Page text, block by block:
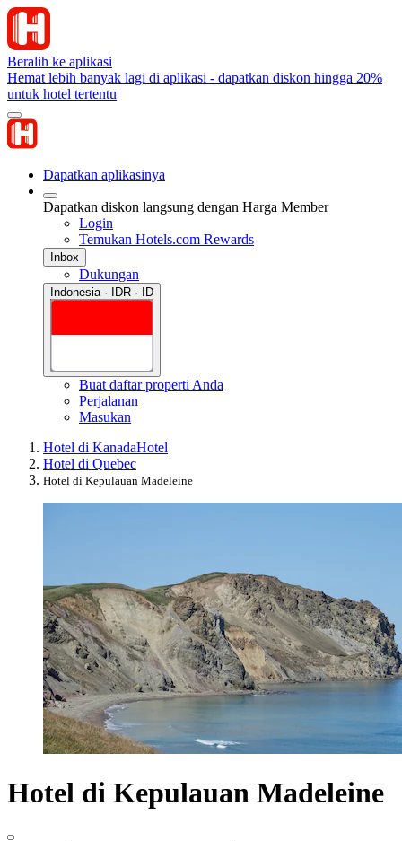
Beralih ke aplikasi
Hemat lebih banyak lagi di aplikasi - dapatkan diskon hingga 20%
untuk hotel tertentu
Dapatkan aplikasinya
Dapatkan diskon langsung dengan Harga Member
Login
Temukan Hotels.com Rewards
Inbox
Dukungan
Indonesia · IDR · ID
Buat daftar properti Anda
Perjalanan
Masukan
Hotel di KanadaHotel
Hotel di Quebec
Hotel di Kepulauan Madeleine
Hotel di Kepulauan Madeleine